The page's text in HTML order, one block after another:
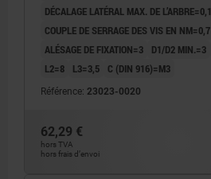
DÉCALAGE LATÉRAL MAX. DE L’ARBRE=0,1
COUPLE DE SERRAGE DES VIS EN NM=0,7
ALÉSAGE DE FIXATION=3
D1/D2 MIN.=3
L2=8
L3=3,5 C (DIN 916)=M3
Référence: 23023-0020
62,29 €
hors TVA
hors frais d’envoi